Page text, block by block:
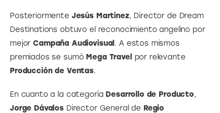
Posteriormente Jesús Martínez, Director de Dream
Destinations obtuvo el reconocimiento angelino por
mejor Campaña Audiovisual . A estos mismos
premiados se sumó Mega Travel por relevante
Producción de Ventas.
En cuanto a la categoría Desarrollo de Producto,
Jorge Dávalos Director General de Regio